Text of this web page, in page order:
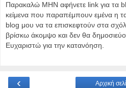
Παρακαλώ MHN αφήνετε link για τα
κείμενα που παραπέμπουν εμένα η
blog μου να τα επισκεφτούν στα
βρίσκω άκομψο και δεν θα
Ευχαριστώ για την κατανόηση.
‹ Αρχική